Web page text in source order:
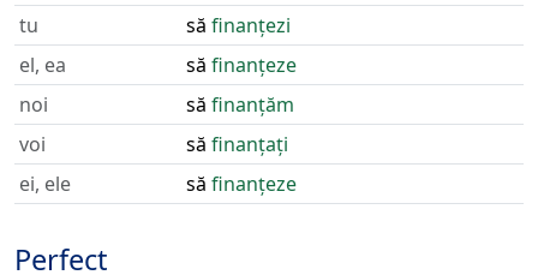
tu
să finanțezi
el, ea
să finanțeze
noi
să finanțăm
voi
să finanțați
ei, ele
să finanțeze
Perfect